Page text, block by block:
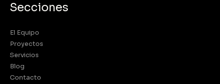
Secciones
El Equipo
Proyectos
Servicios
Blog
Contacto